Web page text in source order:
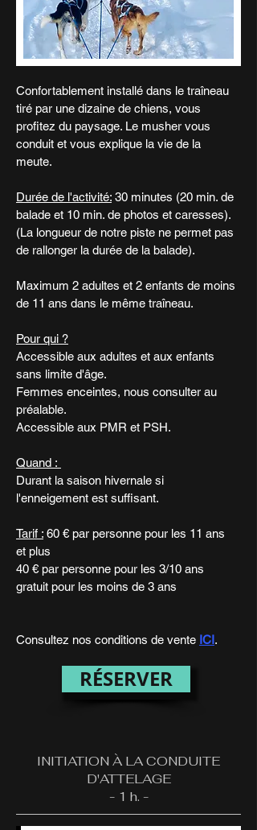
Confortablement installé dans le traîneau
tiré par une dizaine de chiens, vous
profitez du paysage. Le musher vous
conduit et vous explique la vie de la
meute.
Durée de l'activité: 30 minutes (20 min. de
balade et 10 min. de photos et caresses).
(La longueur de notre piste ne permet pas
de rallonger la durée de la balade).
Maximum 2 adultes et 2 enfants de moins
de 11 ans dans le même traîneau.
Pour qui ?
Accessible aux adultes et aux enfants
sans limite d'âge.
Femmes enceintes, nous consulter au
préalable.
Accessible aux PMR et PSH.
Quand :
Durant la saison hivernale si
l'enneigement est suffisant.
Tarif : 60 € par personne pour les 11 ans
et plus
40 € par personne pour les 3/10 ans
gratuit pour les moins de 3 ans
Consultez nos conditions de vente ICI.
RÉSERVER
INITIATION À LA CONDUITE
D'ATTELAGE
- 1 h. -